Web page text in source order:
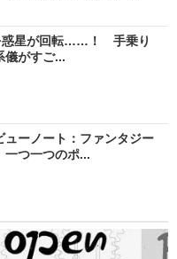
惑星が回転……！ 手乗り
儀がすご...
ーノート：ファンタジー
つ一つのポ...